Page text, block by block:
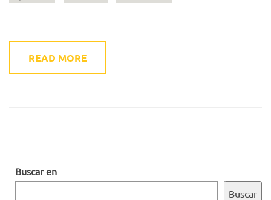
READ MORE
Buscar en
Buscar